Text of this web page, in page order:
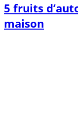
5 fruits
maison